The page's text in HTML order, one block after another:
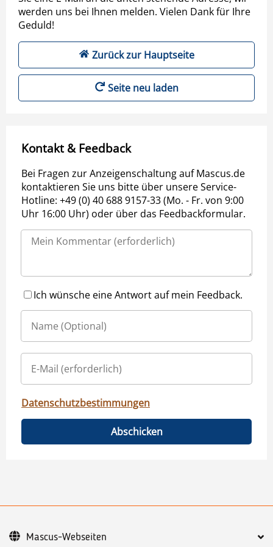
werden uns bei Ihnen melden. Vielen Dank für Ihre
Geduld!
Zurück zur Hauptseite
Seite neu laden
Kontakt & Feedback
Bei Fragen zur Anzeigenschaltung auf Mascus.de
kontaktieren Sie uns bitte über unsere Service-
Hotline: +49 (0) 40 688 9157-33 (Mo. - Fr. von 9:00
Uhr 16:00 Uhr) oder über das Feedbackformular.
Ich wünsche eine Antwort auf mein Feedback.
Datenschutzbestimmungen
Abschicken
Mascus-Webseiten